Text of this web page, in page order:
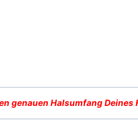
genauen Halsumfang Deines